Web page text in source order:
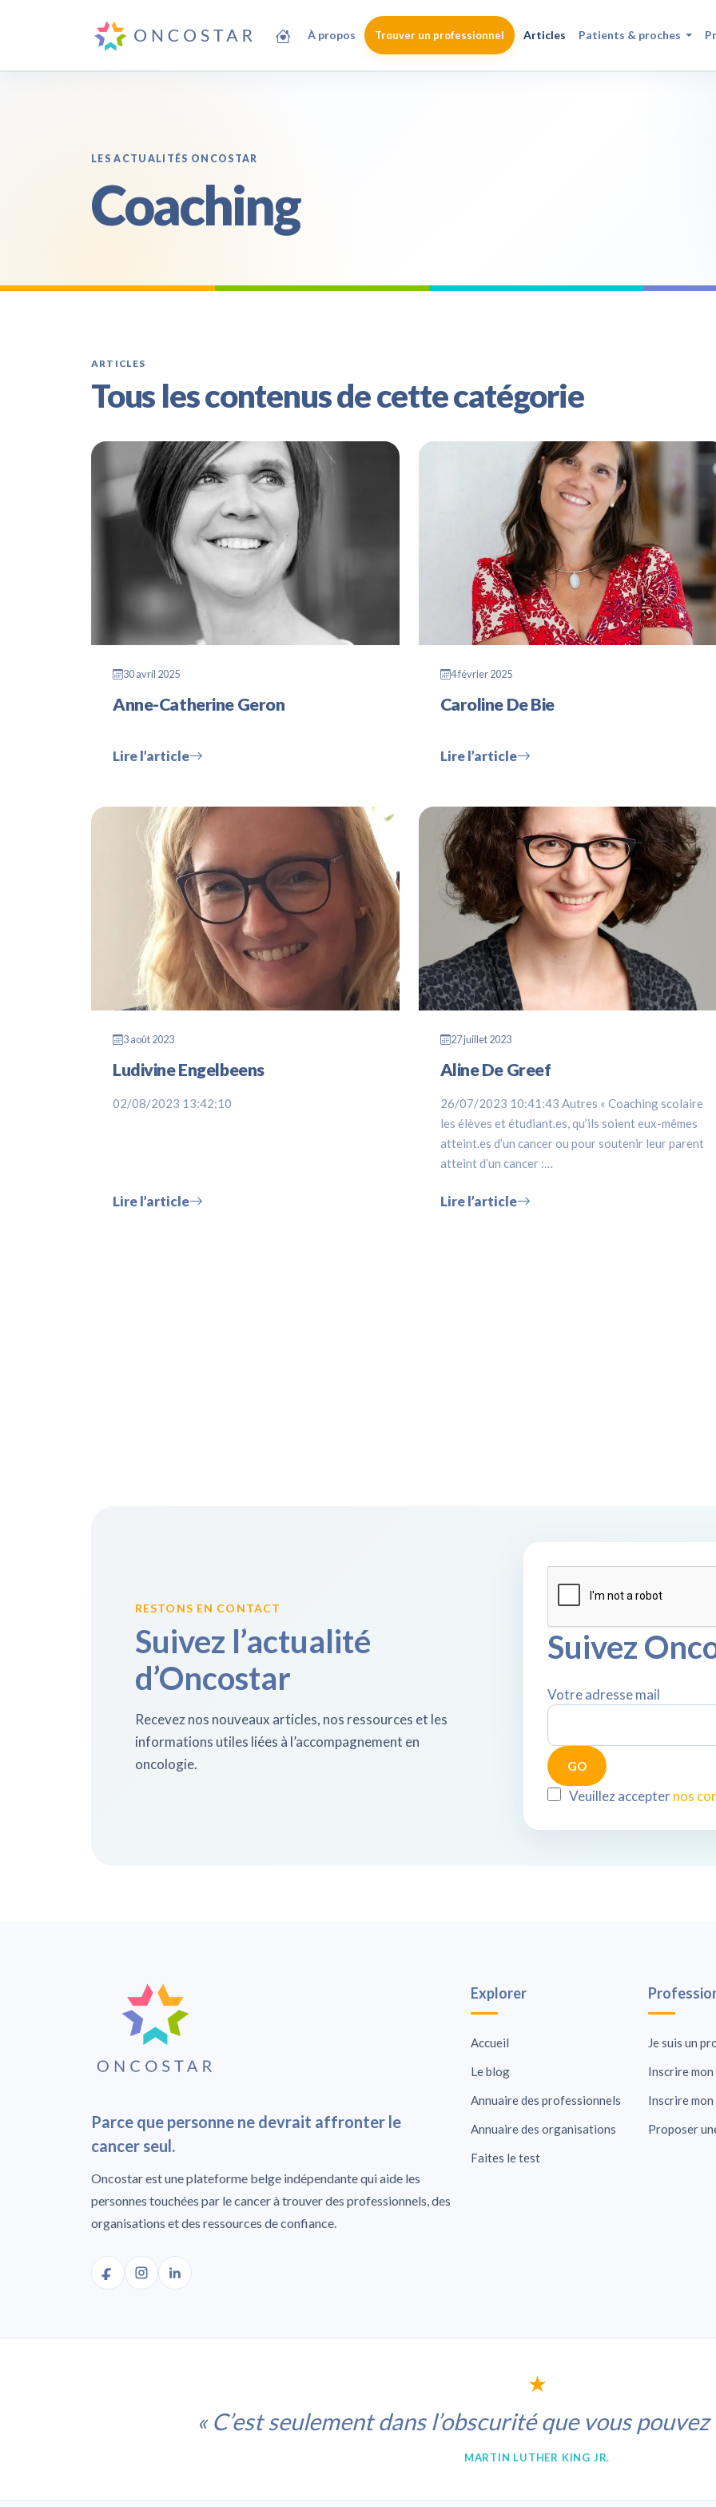
À propos Trouver un professionnel Articles Patients & proches
LES ACTUALITÉS ONCOSTAR
Coaching
ARTICLES
Tous les contenus de cette catégorie
30 avril 2025
Anne-Catherine Geron
Lire l’article
4 février 2025
Caroline De Bie
Lire l’article
3 août 2023
Ludivine Engelbeens
02/08/2023 13:42:10
Lire l’article
27 juillet 2023
Aline De Greef
26/07/2023 10:41:43 Autres « Coaching scolaire
les élèves et étudiant.es, qu’ils soient eux-mêmes
atteint.es d’un cancer ou pour soutenir leur parent
atteint d’un cancer :…
Lire l’article
RESTONS EN CONTACT
Suivez l’actualité
d’Oncostar
Recevez nos nouveaux articles, nos ressources et les
informations utiles liées à l’accompagnement en
oncologie.
Suivez
Votre adresse mail
Veuillez accepternos
Parce que personne ne devrait affronter le
cancer seul.
Oncostar est une plateforme belge indépendante qui aide les
personnes touchées par le cancer à trouver des professionnels, des
organisations et des ressources de confiance.
Explorer
Accueil
Le blog
Annuaire des professionnels
Annuaire des organisations
Faites le test
Je suis un
Inscrire
Inscrire
Proposer
★
« C’est seulement dans l’obscurité que vous
MARTIN LUTHER KING JR.